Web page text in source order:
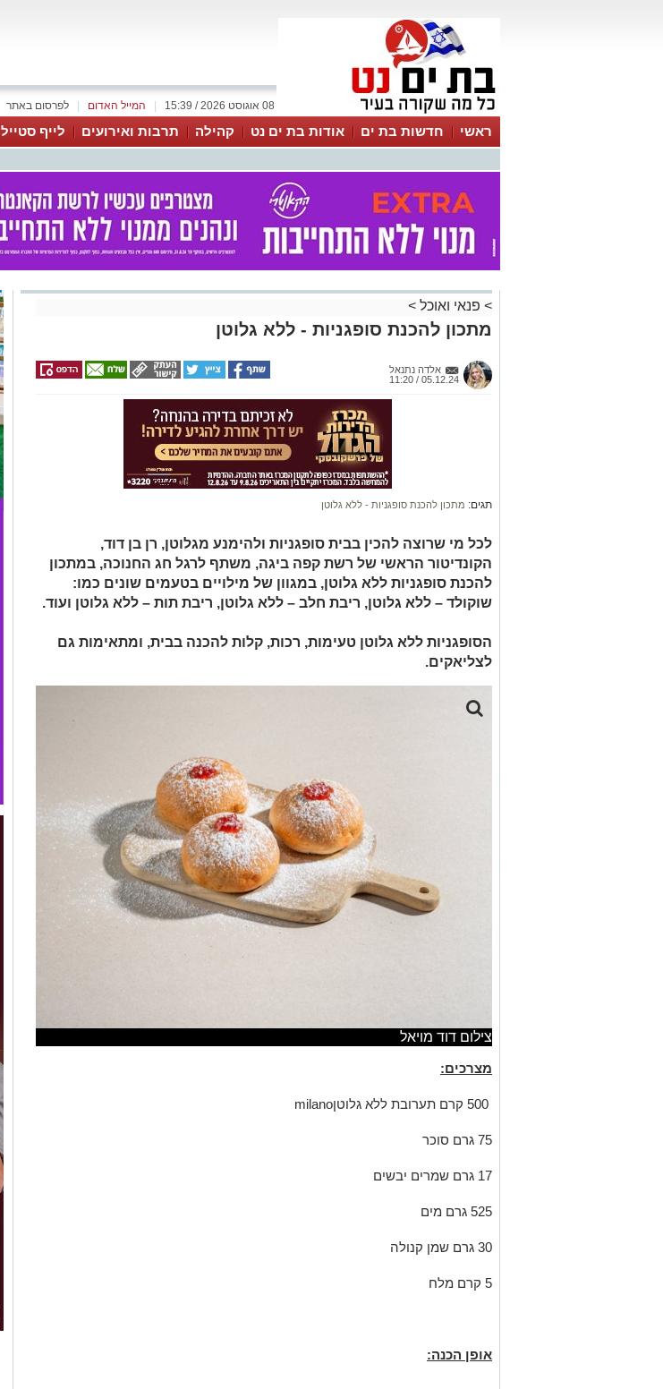
לפרסום באתר המייל האדום 08 אוגוסט 2026 / 15:39
ראשי חדשות בת ים אודות בת ים נט קהילה תרבות ואירועים לייף סטייל
> פנאי ואוכל >
מתכון להכנת סופגניות - ללא גלוטן
אלדה נתנאל
05.12.24 / 11:20
תגים: מתכון להכנת סופגניות - ללא גלוטן
לכל מי שרוצה להכין בבית סופגניות ולהימנע מגלוטן, רן בן דוד,
הקונדיטור הראשי של רשת קפה ביגה, משתף לרגל חג החנוכה, במתכון
להכנת סופגניות ללא גלוטן, במגוון של מילויים בטעמים שונים כמו:
שוקולד – ללא גלוטן, ריבת חלב – ללא גלוטן, ריבת תות – ללא גלוטן ועוד.
הסופגניות ללא גלוטן טעימות, רכות, קלות להכנה בבית, ומתאימות גם
לצליאקים.
צילום דוד מויאל
מצרכים:
75 גרם סוכר
17 גרם שמרים יבשים
525 גרם מים
30 גרם שמן קנולה
5 קרם מלח
אופן הכנה: